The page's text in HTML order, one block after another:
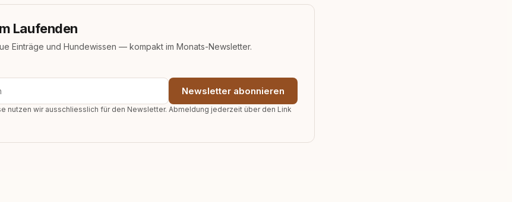
Laufenden
Einträge und Hundewissen — kompakt im Monats-Newsletter.
Newsletter abonnieren
nutzen wir ausschliesslich für den Newsletter. Abmeldung jederzeit über den Link